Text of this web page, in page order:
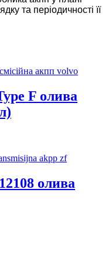
та періодичності її
F олива
олива